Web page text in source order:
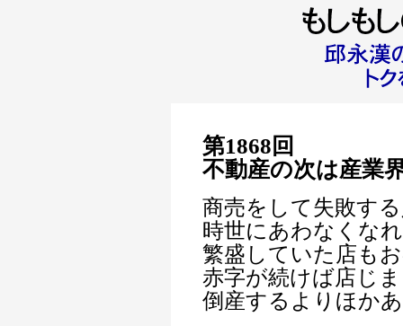
第1868回
不動産の次は産業
商売をして失敗す
時世にあわなくな
繁盛していた店も
赤字が続けば店じ
倒産するよりほか